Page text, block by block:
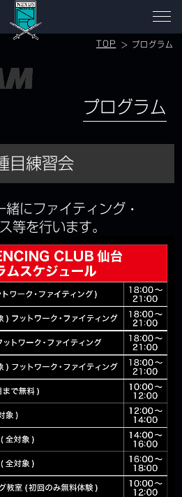
TOP プログラム
プログラム
目練習会
緒にファイティング・
等を行います。